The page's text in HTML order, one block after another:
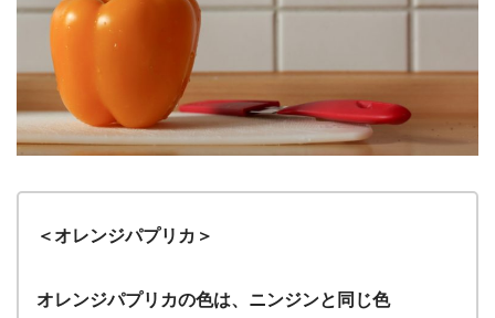
＜オレンジパプリカ＞
オレンジパプリカの色は、ニンジンと同じ色